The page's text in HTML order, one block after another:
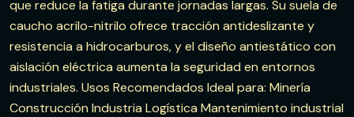
que reduce la fatiga durante jornadas largas. Su suela de
caucho acrilo-nitrilo ofrece tracción antideslizante y
resistencia a hidrocarburos, y el diseño antiestático con
aislación eléctrica aumenta la seguridad en entornos
industriales. Usos Recomendados Ideal para: Minería
Construcción Industria Logística Mantenimiento industrial